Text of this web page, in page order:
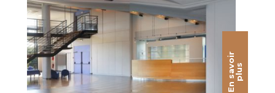
Espace Lumière / Le CREF Colmar © Jean-Marc
E
n
s
av
o
i
r
p
l
us